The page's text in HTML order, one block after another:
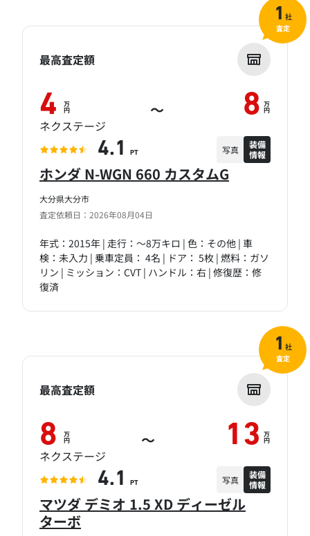
大分県大分市
査定依頼日：2026年08月04日
ホンダ N-WGN 660 カスタムG
年式：2015年 | 走行：～8万キロ | 色：その他 | 車
検：未入力 | 乗車定員： 4名 | ドア： 5枚 | 燃料：ガソ
リン | ミッション：CVT | ハンドル：右 | 修復歴：修
復済
最高査定額
4 万
円 ～ 8 万
円
ネクステージ
4.1 PT 写真
装備
情報
1 社
査定
マツダ デミオ 1.5 XD ディーゼル
ターボ
最高査定額
8 万
円 ～ 13 万
円
ネクステージ
4.1 PT 写真
装備
情報
1 社
査定